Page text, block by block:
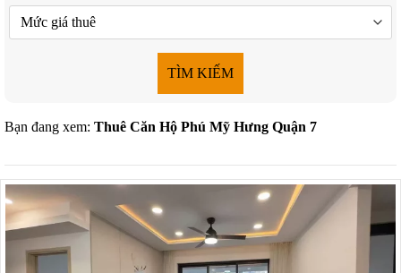
TÌM KIẾM
Bạn đang xem: Thuê Căn Hộ Phú Mỹ Hưng Quận 7